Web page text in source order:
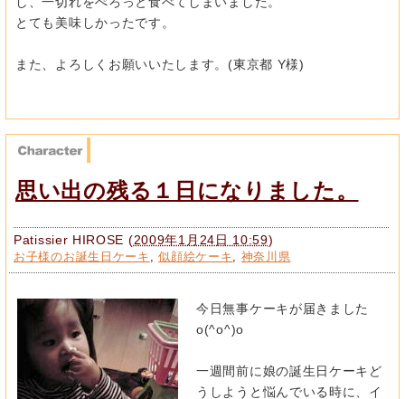
とても美味しかったです。
また、よろしくお願いいたします。(東京都 Y様)
思い出の残る１日になりました。
Patissier HIROSE (2009年1月24日 10:59)
お子様のお誕生日ケーキ ,似顔絵ケーキ 神奈川県
今日無事ケーキが届きました
o(^o^)o
一週間前に娘の誕生日ケーキど
うしようと悩んでいる時に、イ